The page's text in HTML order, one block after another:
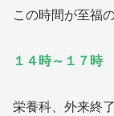
この時間が至福
１４時～１７時
栄養科、外来終